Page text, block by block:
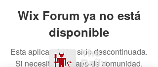
Wix Forum ya no está
disponible
Esta aplicación ha sido descontinuada.
Si necesitas una app de comunidad,